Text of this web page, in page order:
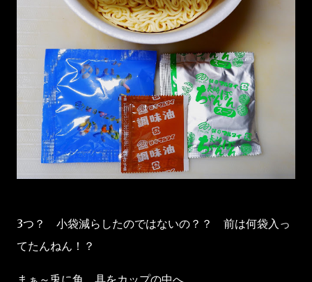
3つ？ 小袋減らしたのではないの？？ 前は何袋入っ
てたんねん！？